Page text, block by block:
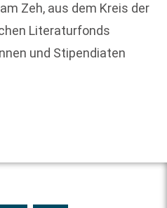
Zeh, aus dem Kreis der
Literaturfonds
und Stipendiaten